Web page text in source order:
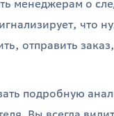
менеджерам о
что
отправить
подробную